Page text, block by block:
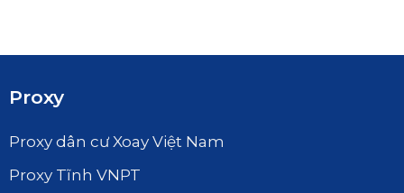
Proxy
Proxy dân cư Xoay Việt Nam
Proxy Tĩnh VNPT